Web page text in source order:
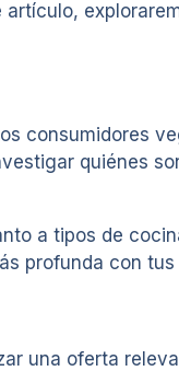
consumidores
quiénes
a tipos de
profunda con tus
una oferta